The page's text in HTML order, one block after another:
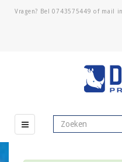
Vragen? Bel0743575449 of mail